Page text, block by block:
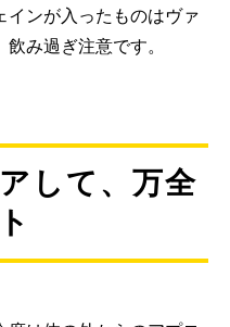
インが入ったものはヴァ
み過ぎ注意です。
して、万全